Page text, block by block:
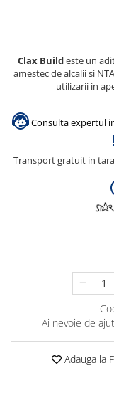
Detergenti toaleta,
Dezinfectanti
Dezinfectanti maini
Dezinfectanti
Dezinfectanti
Dispensere /
Dozatoare
Dispensere
Dispensere pungi
Dispensere rola
Dispensere rola
Dispensere
servetele faciale
Clax Buildeste un
amestec de alcalii si
utilizarii in
Consulta expertul
Transport gratuit in
Ai nevoie de
Adauga la